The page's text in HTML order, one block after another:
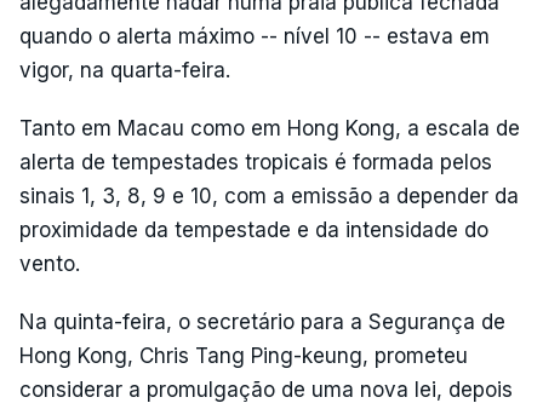
quando o alerta máximo -- nível 10 -- estava em
vigor, na quarta-feira.
Tanto em Macau como em Hong Kong, a escala de
alerta de tempestades tropicais é formada pelos
sinais 1, 3, 8, 9 e 10, com a emissão a depender da
proximidade da tempestade e da intensidade do
vento.
Na quinta-feira, o secretário para a Segurança de
Hong Kong, Chris Tang Ping-keung, prometeu
considerar a promulgação de uma nova lei, depois